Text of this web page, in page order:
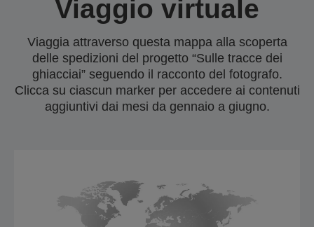
Viaggio virtuale
Viaggia attraverso questa mappa alla scoperta
delle spedizioni del progetto “Sulle tracce dei
ghiacciai” seguendo il racconto del fotografo.
Clicca su ciascun marker per accedere ai contenuti
aggiuntivi dai mesi da gennaio a giugno.